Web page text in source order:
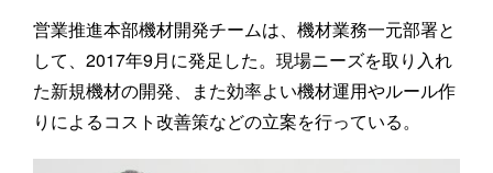
営業推進本部機材開発チームは、機材業務一元部署と
して、2017年9月に発足した。現場ニーズを取り入れ
た新規機材の開発、また効率よい機材運用やルール作
りによるコスト改善策などの立案を行っている。